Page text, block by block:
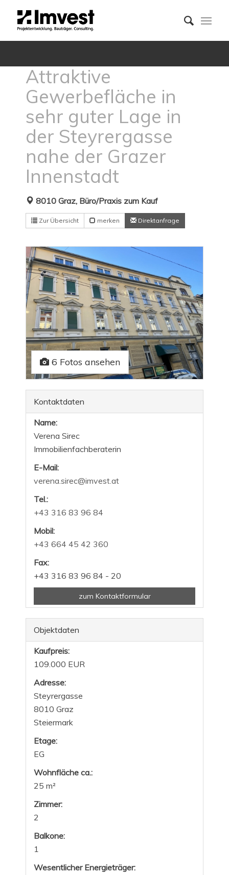
Attraktive
Gewerbefläche in
sehr guter Lage in
der Steyrergasse
nahe der Grazer
Innenstadt
8010 Graz, Büro/Praxis zum Kauf
Zur Übersicht merken Direktanfrage
6 Fotos ansehen
Kontaktdaten
Name:
Verena Sirec
Immobilienfachberaterin
E-Mail:
verena.sirec@imvest.at
Tel.:
+43 316 83 96 84
Mobil:
+43 664 45 42 360
Fax:
+43 316 83 96 84 - 20
zum Kontaktformular
Objektdaten
Kaufpreis:
109.000 EUR
Adresse:
Steyrergasse
8010 Graz
Steiermark
Etage:
EG
Wohnfläche ca.:
25 m²
Zimmer:
2
Balkone:
1
Wesentlicher Energieträger: